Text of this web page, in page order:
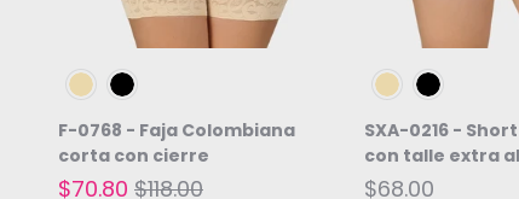
F-0768 - Faja Colombiana
corta con cierre
$70.80 $118.00
ELEGIR OPCIONES
SXA-0216 -
con talle extra
$68.00
ELEGIR